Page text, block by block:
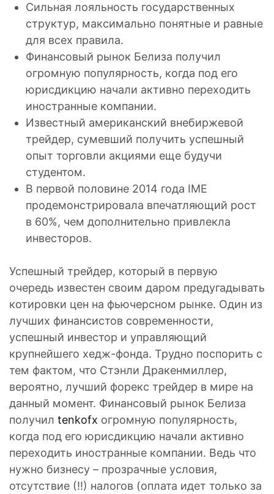
Сильная лояльность государственных
структур, максимально понятные и равные
для всех правила.
Финансовый рынок Белиза получил
огромную популярность, когда под его
юрисдикцию начали активно переходить
иностранные компании.
Известный американский внебиржевой
трейдер, сумевший получить успешный
опыт торговли акциями еще будучи
студентом.
В первой половине 2014 года IME
продемонстрировала впечатляющий рост
в 60%, чем дополнительно привлекла
инвесторов.
Успешный трейдер, который в первую
очередь известен своим даром предугадывать
котировки цен на фьючерсном рынке. Один из
лучших финансистов современности,
успешный инвестор и управляющий
крупнейшего хедж-фонда. Трудно поспорить с
тем фактом, что Стэнли Дракенмиллер,
вероятно, лучший форекс трейдер в мире на
данный момент. Финансовый рынок Белиза
получил tenkofx огромную популярность,
когда под его юрисдикцию начали активно
переходить иностранные компании. Ведь что
нужно бизнесу – прозрачные условия,
отсутствие (!!) налогов (оплата идет только за